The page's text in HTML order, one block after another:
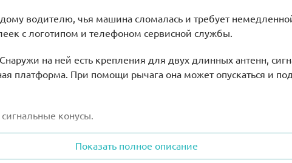
водителю, чья машина сломалась и требует
с логотипом и телефоном сервисной службы.
на ней есть крепления для двух длинных антенн,
платформа. При помощи рычага она может опускаться и
конусы.
синий автомобиль с белой крышей, рифлёными шинами и
Показать полное описание